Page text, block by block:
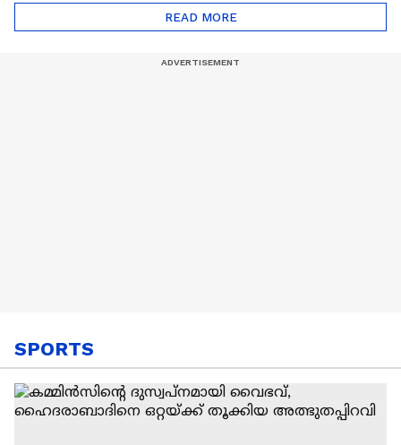
നിർദേശം
യാത്രയാക്കി സൗദി
READ MORE
SPORTS